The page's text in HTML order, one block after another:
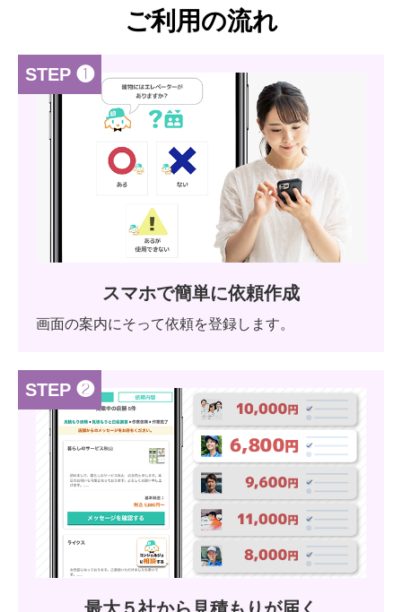
ご利用の流れ
STEP ❶
スマホで簡単に依頼作成
画面の案内にそって依頼を登録します。
STEP ❷